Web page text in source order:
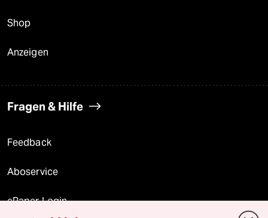
Shop
Anzeigen
Fragen & Hilfe
Feedback
Aboservice
ePaper Login